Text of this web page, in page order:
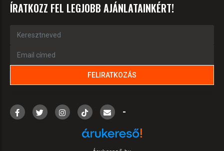
ÍRATKOZZ FEL LEGJOBB AJÁNLATAINKÉRT!
-